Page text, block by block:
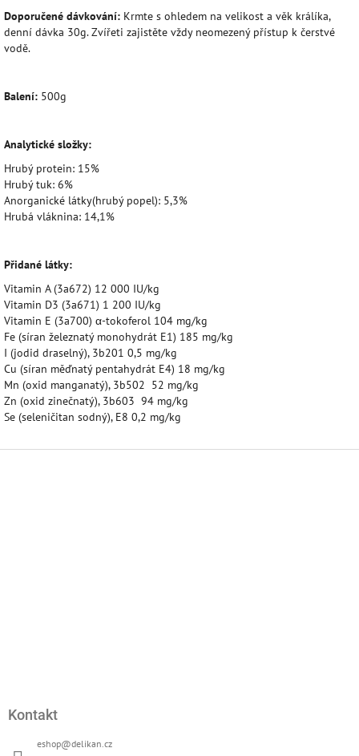
Doporučené dávkování: Krmte s ohledem na velikost a věk králíka,
denní dávka 30g. Zvířeti zajistěte vždy neomezený přístup k čerstvé
vodě.
Balení: 500g
Analytické složky:
Hrubý protein: 15%
Hrubý tuk: 6%
Anorganické látky(hrubý popel): 5,3%
Hrubá vláknina: 14,1%
Přidané látky:
Vitamin A (3a672) 12 000 IU/kg
Vitamin D3 (3a671) 1 200 IU/kg
Vitamin E (3a700) α-tokoferol 104 mg/kg
Fe (síran železnatý monohydrát E1) 185 mg/kg
I (jodid draselný), 3b201 0,5 mg/kg
Cu (síran měďnatý pentahydrát E4) 18 mg/kg
Mn (oxid manganatý), 3b502 52 mg/kg
Zn (oxid zinečnatý), 3b603 94 mg/kg
Se (seleničitan sodný), E8 0,2 mg/kg
Kontakt
eshop@delikan.cz